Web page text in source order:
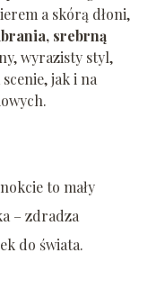
a skórą dłoni,
srebrną
wyrazisty styl,
jak i na
to mały
– zdradza
do świata.